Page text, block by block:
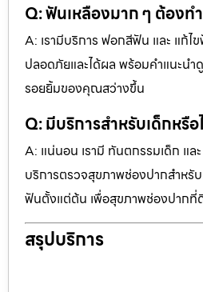
Q: ฟันเหลืองมาก ๆ ต้องท
A: เรามีบริการ ฟอกสีฟัน และ แก้ไ
ปลอดภัยและได้ผล พร้อมคำแนะนำ
รอยยิ้มของคุณสว่างขึ้น
Q: มีบริการสำหรับเด็กหรือ
A: แน่นอน เรามี ทันตกรรมเด็ก แล
บริการตรวจสุขภาพช่องปากสำหรั
ฟันตั้งแต่ต้น เพื่อสุขภาพช่องปากที่ดี
สรุปบริการ